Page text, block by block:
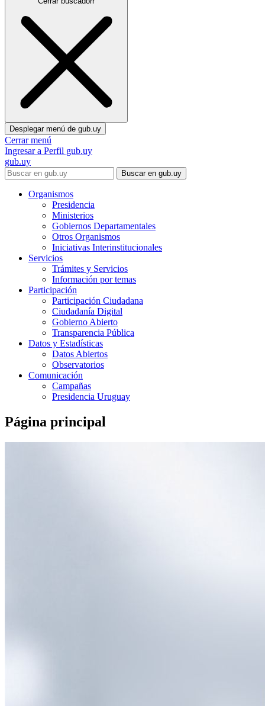
Desplegar menú de gub.uy
Cerrar menú
Ingresar a Perfil gub.uy
gub.uy
Buscar en gub.uy
Organismos
Presidencia
Ministerios
Gobiernos Departamentales
Otros Organismos
Iniciativas Interinstitucionales
Servicios
Trámites y Servicios
Información por temas
Participación
Participación Ciudadana
Ciudadanía Digital
Gobierno Abierto
Transparencia Pública
Datos y Estadísticas
Datos Abiertos
Observatorios
Comunicación
Campañas
Presidencia Uruguay
Página principal